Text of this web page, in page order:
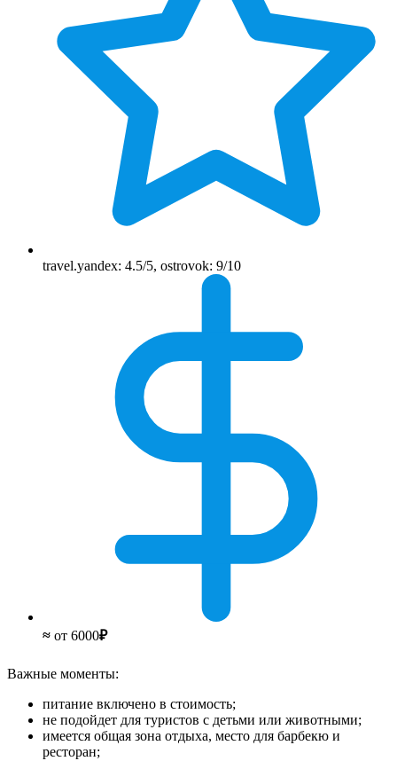
travel.yandex: 4.5/5, ostrovok: 9/10
≈ от 6000₽
Важные моменты:
питание включено в стоимость;
не подойдет для туристов с детьми или животными;
имеется общая зона отдыха, место для барбекю и
ресторан;